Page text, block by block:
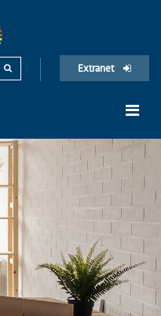
Extranet